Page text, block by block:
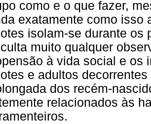
como e o que fazer,
exatamente como isso
isolam-se durante os
muito qualquer
à vida social e os
e adultos
dos recém-
relacionados às